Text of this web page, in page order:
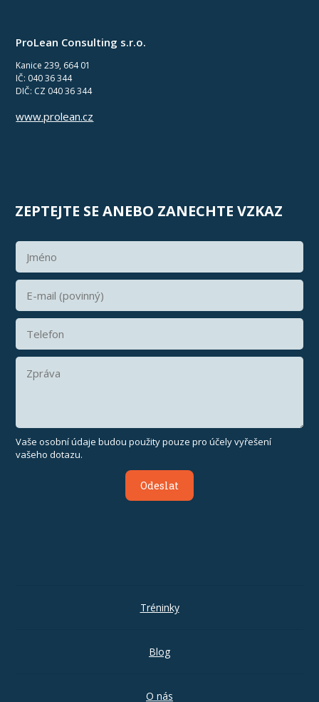
ProLean Consulting s.r.o.
Kanice 239, 664 01
IČ: 040 36 344
DIČ: CZ 040 36 344
www.prolean.cz
ZEPTEJTE SE ANEBO ZANECHTE VZKAZ
Vaše osobní údaje budou použity pouze pro účely vyřešení
vašeho dotazu.
Odeslat
Tréninky
Blog
O nás